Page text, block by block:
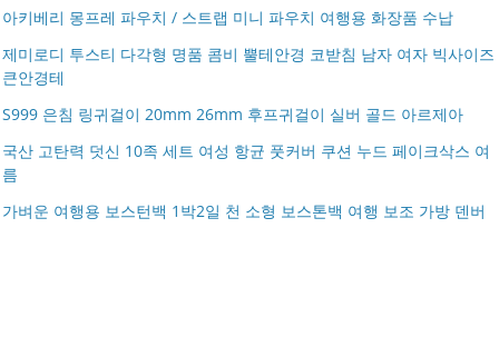
아키베리 몽프레 파우치 / 스트랩 미니 파우치 여행용 화장품 수납
제미로디 투스티 다각형 명품 콤비 뿔테안경 코받침 남자 여자 빅사이즈
큰안경테
S999 은침 링귀걸이 20mm 26mm 후프귀걸이 실버 골드 아르제아
국산 고탄력 덧신 10족 세트 여성 항균 풋커버 쿠션 누드 페이크삭스 여
름
가벼운 여행용 보스턴백 1박2일 천 소형 보스톤백 여행 보조 가방 덴버
아키베리 몽프레 파우치 / 스트랩 미니 파우치 여행용 화장
품 수납
제미로디 투스티 다각형 명품 콤비 뿔테안경 코받침 남자